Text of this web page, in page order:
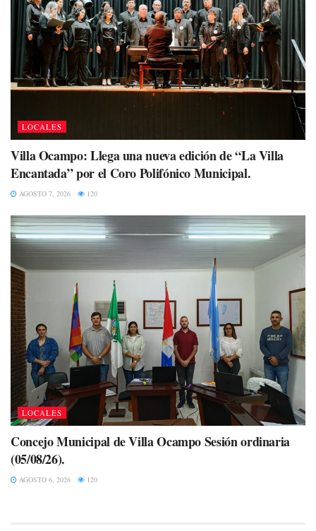
LOCALES
Villa Ocampo: Llega una nueva edición de “La Villa
Encantada” por el Coro Polifónico Municipal.
AGOSTO 7, 2026 120
LOCALES
Concejo Municipal de Villa Ocampo Sesión ordinaria
(05/08/26).
AGOSTO 6, 2026 120